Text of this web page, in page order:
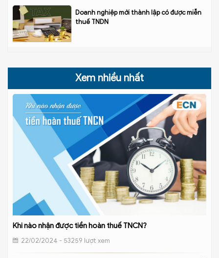
Doanh nghiệp mới thành lập có được miễn
thuế TNDN
Xem nhiều nhất
Khi nào nhận được tiền hoàn thuế TNCN?
22/02/2024 - 53259 lượt xem